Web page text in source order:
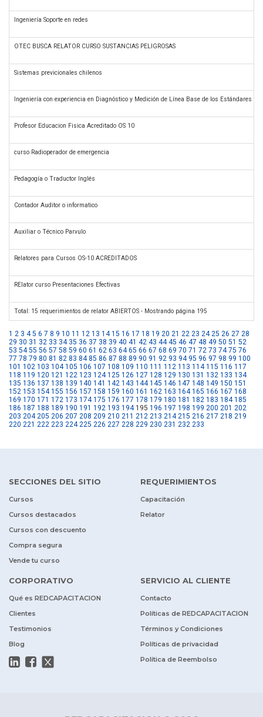
Ingeniería Soporte en redes
OTEC BUSCA RELATOR CURSO SUSTANCIAS PELIGROSAS
Sistemas previcionales chilenos
Ingeniería con experiencia en Diagnóstico y Medición de Línea Base de los Estándares de
Profesor Educacion Fisica Acreditado OS 10
curso Radioperador de emergencia
Pedagogía o Traductor Inglés
Contador Auditor o informatico
Auxiliar o Técnico Parvulo
Relatores para Cursos OS-10 ACREDITADOS
RElator curso Presentaciones Efectivas
Total: 15 requerimientos de relator ABIERTOS - Mostrando página 195
1 2 3 4 5 6 7 8 9 10 11 12 13 14 15 16 17 18 19 20 21 22 23 24 25 26 27 28
29 30 31 32 33 34 35 36 37 38 39 40 41 42 43 44 45 46 47 48 49 50 51 52
53 54 55 56 57 58 59 60 61 62 63 64 65 66 67 68 69 70 71 72 73 74 75 76
77 78 79 80 81 82 83 84 85 86 87 88 89 90 91 92 93 94 95 96 97 98 99 100
101 102 103 104 105 106 107 108 109 110 111 112 113 114 115 116 117
118 119 120 121 122 123 124 125 126 127 128 129 130 131 132 133 134
135 136 137 138 139 140 141 142 143 144 145 146 147 148 149 150 151
152 153 154 155 156 157 158 159 160 161 162 163 164 165 166 167 168
169 170 171 172 173 174 175 176 177 178 179 180 181 182 183 184 185
186 187 188 189 190 191 192 193 194 195 196 197 198 199 200 201 202
203 204 205 206 207 208 209 210 211 212 213 214 215 216 217 218 219
220 221 222 223 224 225 226 227 228 229 230 231 232 233
SECCIONES DEL SITIO
Cursos
Cursos destacados
Cursos con descuento
Compra segura
Vende tu curso
REQUERIMIENTOS
Capacitación
Relator
CORPORATIVO
Qué es REDCAPACITACION
Clientes
Testimonios
Blog
SERVICIO AL CLIENTE
Contacto
Políticas de REDCAPACITACION
Términos y Condiciones
Políticas de privacidad
Política de Reembolso